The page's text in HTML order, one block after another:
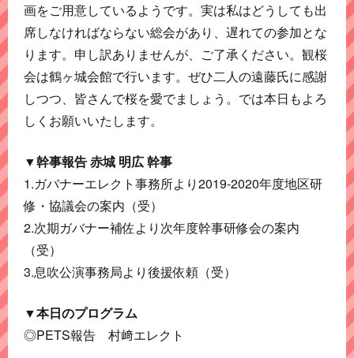
画をご用意しているようです。実は私はどうしても出
席しなければならない総会があり、遅れての参加とな
ります。申し訳ありませんが、ご了承ください。観桜
会は鶴ヶ城会館で行います。ぜひ二人の遠藤氏に感謝
しつつ、皆さんで桜を愛でましょう。では本日もよろ
しくお願いいたします。
▼幹事報告 赤城 明広 幹事
1.ガバナーエレクト事務所より2019-2020年度地区研
修・協議会の案内（受）
2.次期ガバナー補佐より次年度幹事研修会の案内
（受）
3.息吹公演事務局より後援依頼（受）
▼本日のプログラム
◎PETS報告 村﨑エレクト